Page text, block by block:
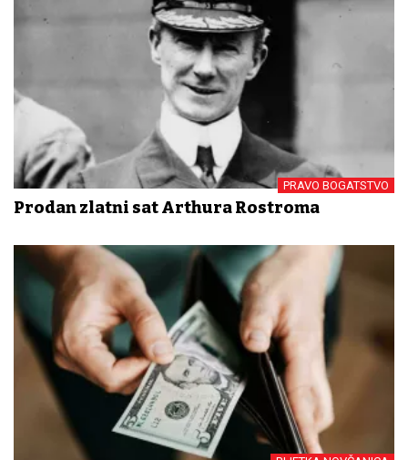
PRAVO BOGATSTVO
Prodan zlatni sat Arthura Rostroma